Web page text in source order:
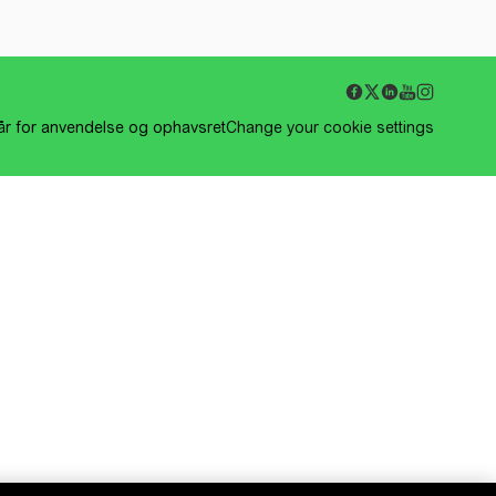
for anvendelse og ophavsretChange your cookie settings